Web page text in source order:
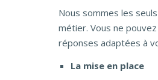
Nous sommes les
métier. Vous ne
réponses adaptées à
La mise en place